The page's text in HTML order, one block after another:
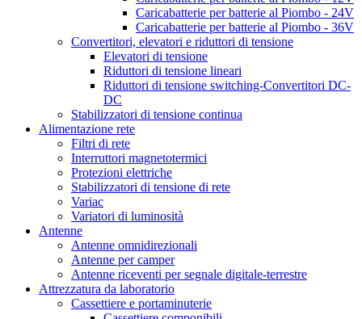
Caricabatterie per batterie al Piombo - 24V
Caricabatterie per batterie al Piombo - 36V
Convertitori, elevatori e riduttori di tensione
Elevatori di tensione
Riduttori di tensione lineari
Riduttori di tensione switching-Convertitori DC-
DC
Stabilizzatori di tensione continua
Alimentazione rete
Filtri di rete
Interruttori magnetotermici
Protezioni elettriche
Stabilizzatori di tensione di rete
Variac
Variatori di luminosità
Antenne
Antenne omnidirezionali
Antenne per camper
Antenne riceventi per segnale digitale-terrestre
Attrezzatura da laboratorio
Cassettiere e portaminuterie